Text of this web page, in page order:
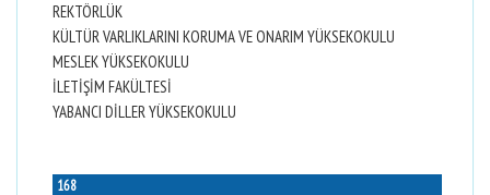
REKTÖRLÜK
KÜLTÜR VARLIKLARINI KORUMA VE ONARIM YÜKSEKOKULU
MESLEK YÜKSEKOKULU
İLETİŞİM FAKÜLTESİ
YABANCI DİLLER YÜKSEKOKULU
168